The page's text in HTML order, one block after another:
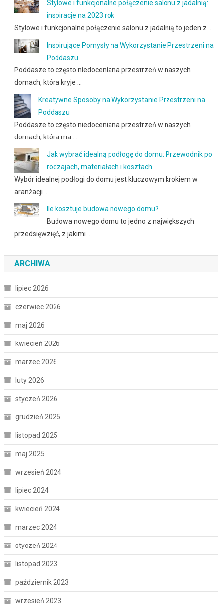
Stylowe i funkcjonalne połączenie salonu z jadalnią:
inspiracje na 2023 rok
Stylowe i funkcjonalne połączenie salonu z jadalnią to jeden z …
Inspirujące Pomysły na Wykorzystanie Przestrzeni na
Poddaszu
Poddasze to często niedoceniana przestrzeń w naszych
domach, która kryje …
Kreatywne Sposoby na Wykorzystanie Przestrzeni na
Poddaszu
Poddasze to często niedoceniana przestrzeń w naszych
domach, która ma …
Jak wybrać idealną podłogę do domu: Przewodnik po
rodzajach, materiałach i kosztach
Wybór idealnej podłogi do domu jest kluczowym krokiem w
aranżacji …
Ile kosztuje budowa nowego domu?
Budowa nowego domu to jedno z największych
przedsięwzięć, z jakimi …
ARCHIWA
lipiec 2026
czerwiec 2026
maj 2026
kwiecień 2026
marzec 2026
luty 2026
styczeń 2026
grudzień 2025
listopad 2025
maj 2025
wrzesień 2024
lipiec 2024
kwiecień 2024
marzec 2024
styczeń 2024
listopad 2023
październik 2023
wrzesień 2023